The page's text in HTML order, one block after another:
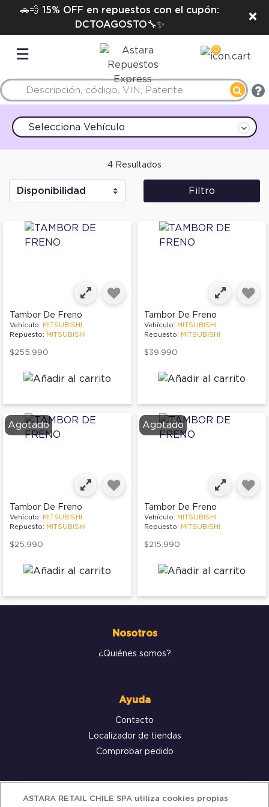
🚗💨 15% OFF en repuestos con el cupón:
DCTOAGOSTO🔧✨
×
☰ 0
Selecciona Vehículo
4 Resultados
Filtro
Tambor De Freno
Vehículo: MITSUBISHI
Repuesto: MITSUBISHI
$255.990
Tambor De Freno
Vehículo: MITSUBISHI
Repuesto: MITSUBISHI
$39.990
Agotado
Tambor De Freno
Vehículo: MITSUBISHI
Repuesto: MITSUBISHI
$25.990
Agotado
Tambor De Freno
Vehículo: MITSUBISHI
Repuesto: MITSUBISHI
$215.990
Nosotros
¿Quiénes somos?
Ayuda
Contacto
Localizador de tiendas
Comprobar pedido
Servicio al cliente
ASTARA RETAIL CHILE SPA utiliza cookies propias